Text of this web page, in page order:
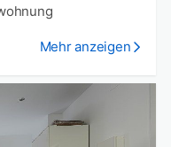
Mehr anzeigen